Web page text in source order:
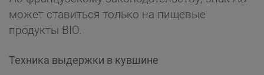
может ставиться только на пищевые
продукты BIO.
Техника выдержки в кувшине